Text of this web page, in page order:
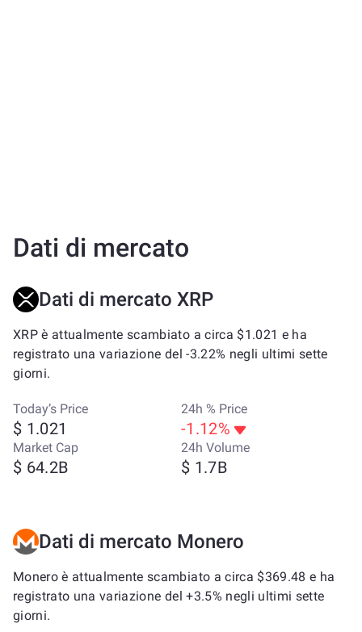
Dati di mercato
Dati di mercato XRP
XRP è attualmente scambiato a circa $1.021 e ha
registrato una variazione del -3.22% negli ultimi sette
giorni.
Today’s Price
$ 1.021
24h % Price
-1.12%
Market Cap
$ 64.2B
24h Volume
$ 1.7B
Dati di mercato Monero
Monero è attualmente scambiato a circa $369.48 e ha
registrato una variazione del +3.5% negli ultimi sette
giorni.